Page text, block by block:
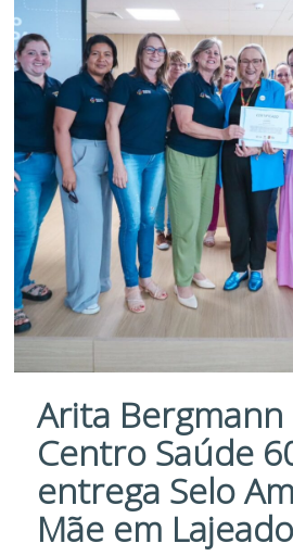
Arita
Centro Saúde
entrega Selo
Mãe em Lajeado